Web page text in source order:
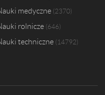
medyczne 2370
rolnicze 646
techniczne 14792